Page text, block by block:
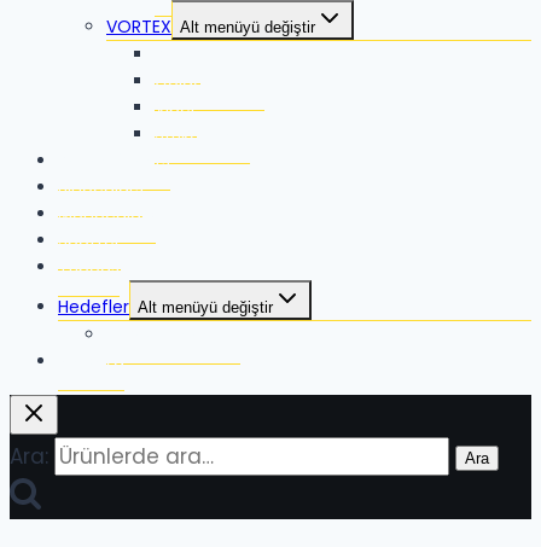
VORTEX Alt menüyü değiştir
Golden Eagle
Viper
Strike Eagle
RangeFinders
Binoculars
Monoculars
Spotter
Tripods
Hedefler Alt menüyü değiştir
Mağaza
Ara: Ara